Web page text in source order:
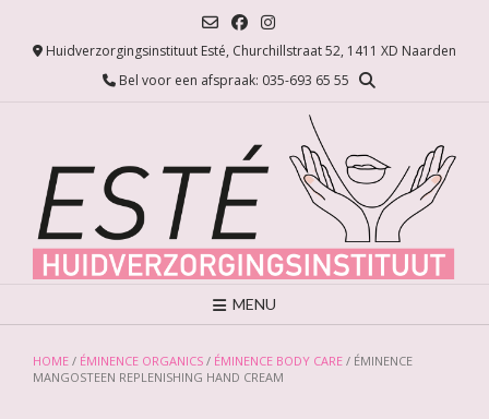
Huidverzorgingsinstituut Esté, Churchillstraat 52, 1411 XD Naarden
Bel voor een afspraak: 035-693 65 55
MENU
HOME / ÉMINENCE ORGANICS / ÉMINENCE BODY CARE / ÉMINENCE
MANGOSTEEN REPLENISHING HAND CREAM